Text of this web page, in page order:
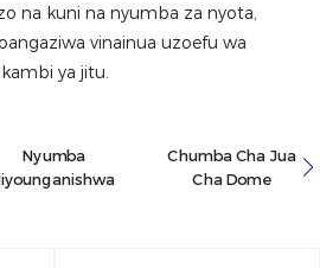
na kuni na nyumba za nyota,
vinainua uzoefu wa
kambi ya jitu.
Nyumba
Chumba Cha Jua
Cha Dome